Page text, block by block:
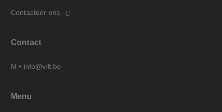
Contacteer ons
Contact
M • info@vilt.be
Menu